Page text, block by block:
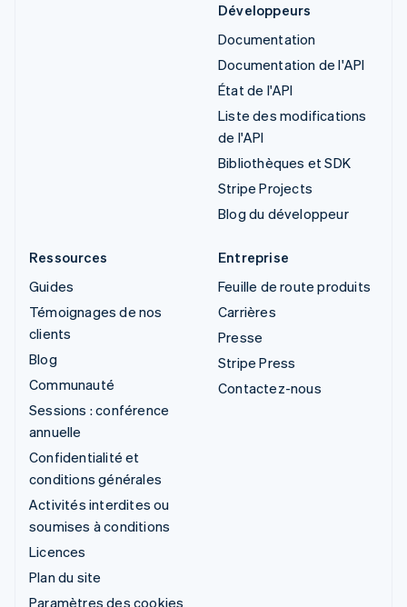
Développeurs
Documentation
Documentation de l'API
État de l'API
Liste des modifications
de l'API
Bibliothèques et SDK
Stripe Projects
Blog du développeur
Ressources
Guides
Témoignages de nos
clients
Blog
Communauté
Sessions : conférence
annuelle
Confidentialité et
conditions générales
Activités interdites ou
soumises à conditions
Licences
Plan du site
Paramètres des cookies
Entreprise
Feuille de route produits
Carrières
Presse
Stripe Press
Contactez-nous